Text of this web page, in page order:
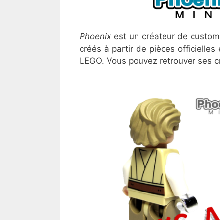
Phoenix est un créateur de
créés à partir de pièces officielles
LEGO. Vous pouvez retrouver ses